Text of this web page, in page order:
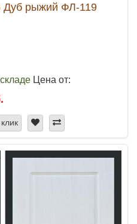
Дуб рыжий ФЛ-119
Цена от: